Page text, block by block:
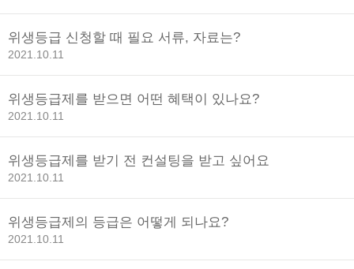
위생등급 신청할 때 필요 서류, 자료는?
2021.10.11
위생등급제를 받으면 어떤 혜택이 있나요?
2021.10.11
위생등급제를 받기 전 컨설팅을 받고 싶어요
2021.10.11
위생등급제의 등급은 어떻게 되나요?
2021.10.11